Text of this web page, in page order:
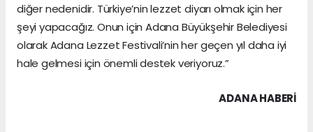
diğer nedenidir. Türkiye’nin lezzet diyarı olmak için her
şeyi yapacağız. Onun için Adana Büyükşehir Belediyesi
olarak Adana Lezzet Festivali’nin her geçen yıl daha iyi
hale gelmesi için önemli destek veriyoruz.”
ADANA HABERİ